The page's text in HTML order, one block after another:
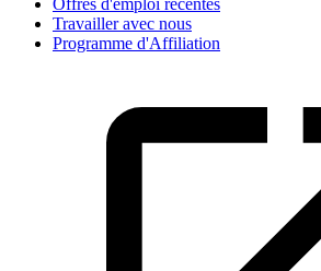
Offres d'emploi récentes
Travailler avec nous
Programme d'Affiliation